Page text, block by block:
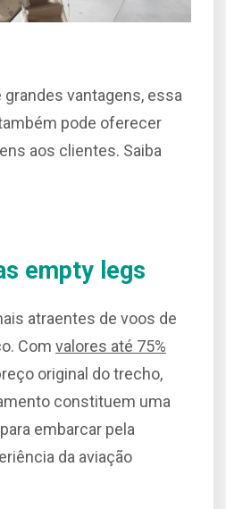
grandes vantagens, essa
pode oferecer
aos clientes. Saiba
empty legs
atraentes de voos de
Com valores até 75%
original do trecho,
constituem uma
para embarcar pela
da aviação